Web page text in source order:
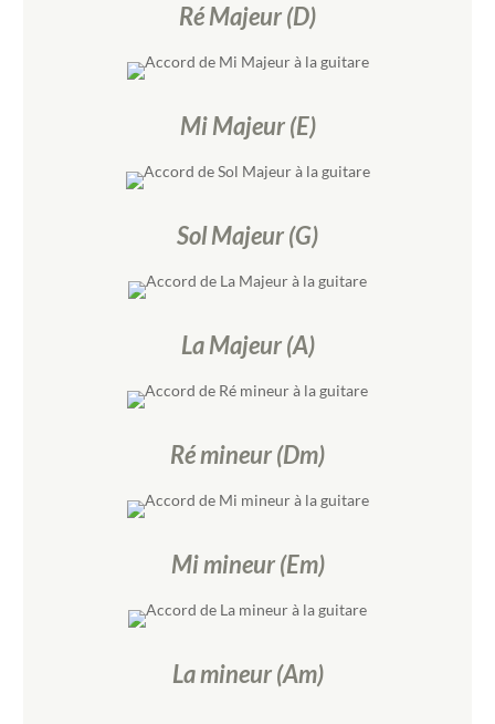
Ré Majeur (D)
Mi Majeur (E)
Sol Majeur (G)
La Majeur (A)
Ré mineur (Dm)
Mi mineur (Em)
La mineur (Am)